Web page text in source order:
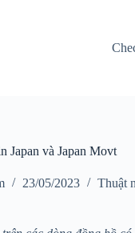
Japan và Japan Movt
23/05/2023 Thuật